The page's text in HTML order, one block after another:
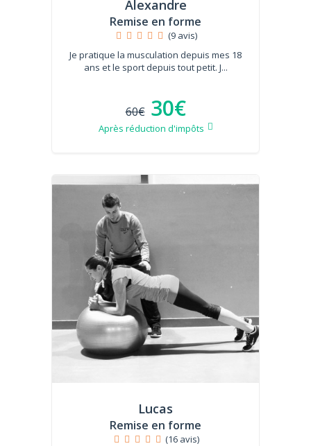
Alexandre
Remise en forme
(9 avis)
Je pratique la musculation depuis mes 18
ans et le sport depuis tout petit. J...
60€ 30€
Après réduction d'impôts
Lucas
Remise en forme
(16 avis)